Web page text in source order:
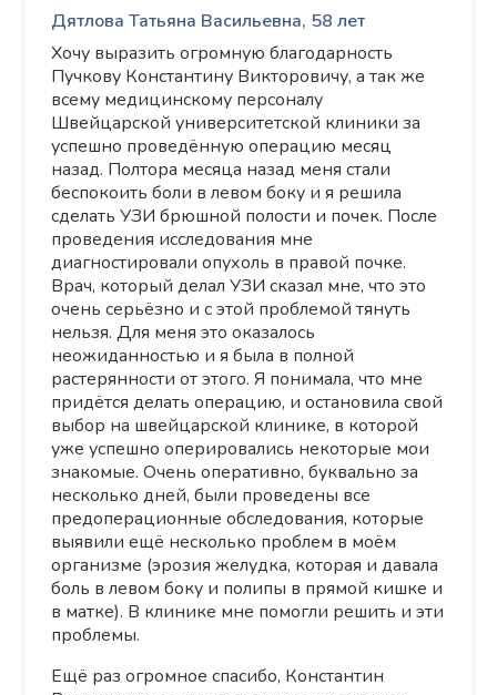
Дятлова Татьяна Васильевна, 58 лет
Хочу выразить огромную благодарность
Пучкову Константину Викторовичу, а так же
всему медицинскому персоналу
Швейцарской университетской клиники за
успешно проведённую операцию месяц
назад. Полтора месяца назад меня стали
беспокоить боли в левом боку и я решила
сделать УЗИ брюшной полости и почек. После
проведения исследования мне
диагностировали опухоль в правой почке.
Врач, который делал УЗИ сказал мне, что это
очень серьёзно и с этой проблемой тянуть
нельзя. Для меня это оказалось
неожиданностью и я была в полной
растерянности от этого. Я понимала, что мне
придётся делать операцию, и остановила свой
выбор на швейцарской клинике, в которой
уже успешно оперировались некоторые мои
знакомые. Очень оперативно, буквально за
несколько дней, были проведены все
предоперационные обследования, которые
выявили ещё несколько проблем в моём
организме (эрозия желудка, которая и давала
боль в левом боку и полипы в прямой кишке и
в матке). В клинике мне помогли решить и эти
проблемы.
Ещё раз огромное спасибо, Константин